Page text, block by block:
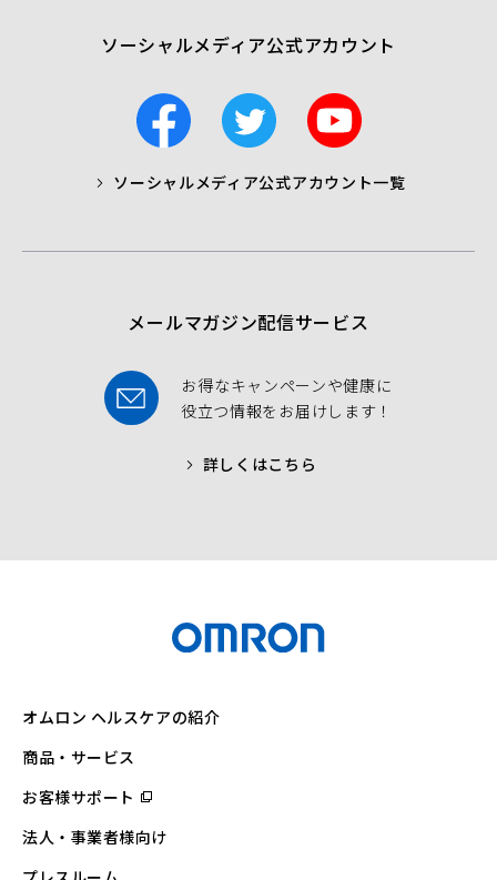
ソーシャルメディア公式アカウント
F
a
a
o
T
w
t
r
Y
o
t
e
ソーシャルメディア公式アカウント一覧
メールマガジン配信サービス
お得なキャンペーンや健康に
役立つ情報をお届けします！
詳しくはこちら
オムロン ヘルスケアの紹介
商品・サービス
お客様サポート （別
ィ
ン
法人・事業者様向け